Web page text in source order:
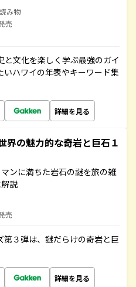
み物
売
と文化を楽しく学ぶ最強のガイ
いハワイの年表やキーワード集
詳細を見る
の魅力的な奇岩と巨石１
ンに満ちた岩石の謎を旅の雑
説
売
第３弾は、謎だらけの奇岩と巨
詳細を見る